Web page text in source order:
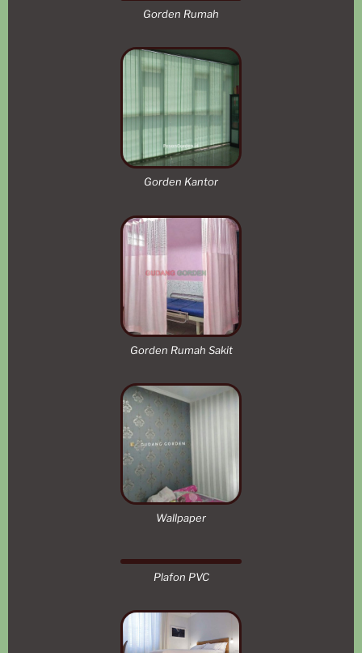
Gorden Rumah
Gorden Kantor
Gorden Rumah Sakit
Wallpaper
Plafon PVC